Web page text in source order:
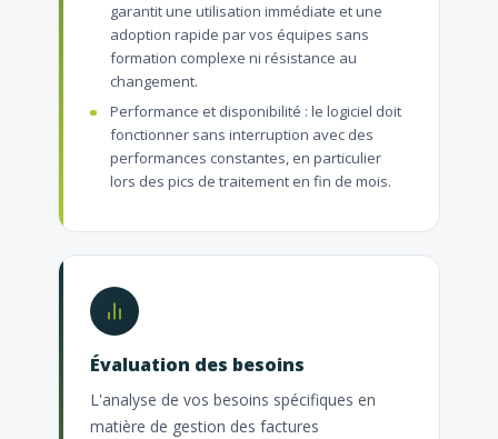
garantit une utilisation immédiate et une
adoption rapide par vos équipes sans
formation complexe ni résistance au
changement.
Performance et disponibilité : le logiciel doit
fonctionner sans interruption avec des
performances constantes, en particulier
lors des pics de traitement en fin de mois.
Évaluation des besoins
L'analyse de vos besoins spécifiques en
matière de gestion des factures